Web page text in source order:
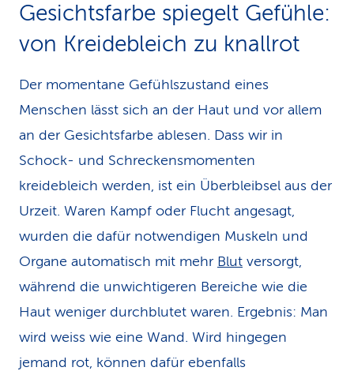
Gesichtsfarbe spiegelt Gefühle:
von Kreidebleich zu knallrot
Der momentane Gefühlszustand eines
Menschen lässt sich an der Haut und vor allem
an der Gesichtsfarbe ablesen. Dass wir in
Schock- und Schreckensmomenten
kreidebleich werden, ist ein Überbleibsel aus der
Urzeit. Waren Kampf oder Flucht angesagt,
wurden die dafür notwendigen Muskeln und
Organe automatisch mit mehr Blut versorgt,
während die unwichtigeren Bereiche wie die
Haut weniger durchblutet waren. Ergebnis: Man
wird weiss wie eine Wand. Wird hingegen
jemand rot, können dafür ebenfalls